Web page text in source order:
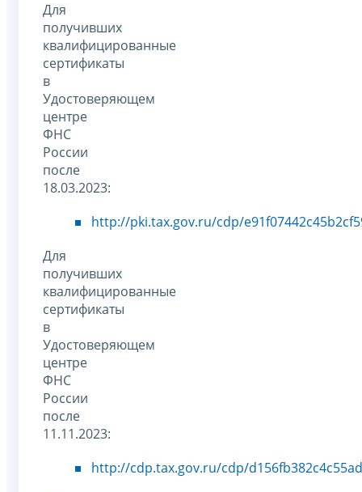
Для
получивших
квалифицированные
сертификаты
в
Удостоверяющем
центре
ФНС
России
после
18.03.2023:
http://pki.tax.gov.ru/cdp/
Для
получивших
квалифицированные
сертификаты
в
Удостоверяющем
центре
ФНС
России
после
11.11.2023:
http://cdp.tax.gov.ru/cdp/